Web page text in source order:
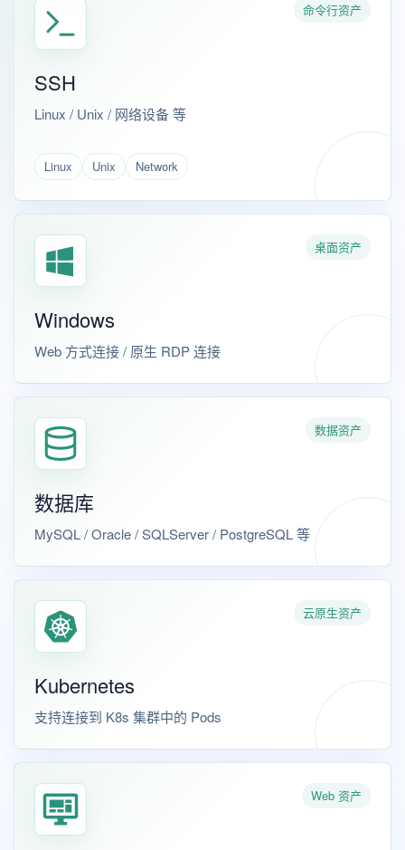
命令行资产
SSH
Linux / Unix / 网络设备 等
Linux Unix Network
桌面资产
Windows
Web 方式连接 / 原生 RDP 连接
数据资产
数据库
MySQL / Oracle / SQLServer / PostgreSQL 等
云原生资产
Kubernetes
支持连接到 K8s 集群中的 Pods
Web 资产